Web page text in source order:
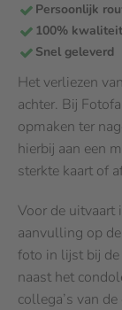
Persoonlijk
100%
Snel geleverd
Het verliezen
achter. Bij
opmaken ter
hierbij aan een
sterkte kaart of
Voor de uitvaart
aanvulling op
foto in lijst bij
naast het
collega’s van